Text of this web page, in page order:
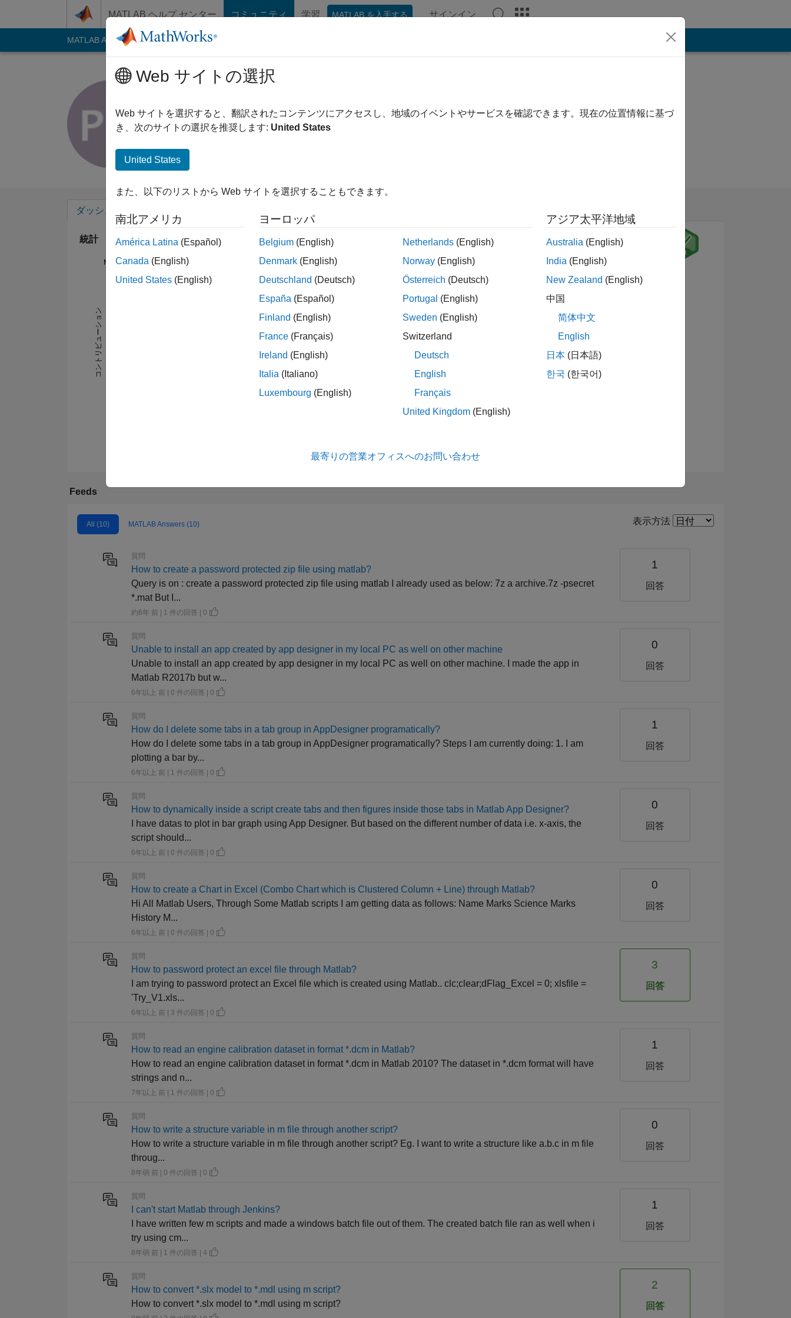
コンテンツへスキップ
MATLAB ヘルプ センター コミュニティ 学習 MATLAB を入手する サインイン
MATLAB Answers File Exchange Cody
Partha Mitra
Last seen: 1年以上 前 | 2018 年からアクティブ
Followers:0Following:0
ダッシュボード
統計
MATLAB Answers
コントリビューション
of 302,025
バッジを表示
Feeds
All (10) MATLAB Answers (10) Filter2
表示方法
質問
How to create a password protected zip file using matlab?
Query is on : create a password protected zip file using matlab I already used as below: 7z a archive.7z -psecret
*.mat But I...
約6年 前 | 1 件の回答 | 0
1
回答
質問
Unable to install an app created by app designer in my local PC as well on other machine
Unable to install an app created by app designer in my local PC as well on other machine. I made the app in
Matlab R2017b but w...
6年以上 前 | 0 件の回答 | 0
0
回答
質問
How do I delete some tabs in a tab group in AppDesigner programatically?
How do I delete some tabs in a tab group in AppDesigner programatically? Steps I am currently doing: 1. I am
plotting a bar by...
6年以上 前 | 1 件の回答 | 0
1
回答
質問
How to dynamically inside a script create tabs and then figures inside those tabs in Matlab App Designer?
I have datas to plot in bar graph using App Designer. But based on the different number of data i.e. x-axis, the
script should...
6年以上 前 | 0 件の回答 | 0
0
回答
質問
How to create a Chart in Excel (Combo Chart which is Clustered Column + Line) through Matlab?
Hi All Matlab Users, Through Some Matlab scripts I am getting data as follows: Name Marks Science Marks
History M...
6年以上 前 | 0 件の回答 | 0
0
回答
質問
How to password protect an excel file through Matlab?
I am trying to password protect an Excel file which is created using Matlab.. clc;clear;dFlag_Excel = 0; xlsfile =
'Try_V1.xls...
6年以上 前 | 3 件の回答 | 0
3
回答
質問
How to read an engine calibration dataset in format *.dcm in Matlab?
How to read an engine calibration dataset in format *.dcm in Matlab 2010? The dataset in *.dcm format will have
strings and n...
7年以上 前 | 1 件の回答 | 0
1
回答
質問
How to write a structure variable in m file through another script?
How to write a structure variable in m file through another script? Eg. I want to write a structure like a.b.c in m file
throug...
8年弱 前 | 0 件の回答 | 0
0
回答
質問
I can't start Matlab through Jenkins?
I have written few m scripts and made a windows batch file out of them. The created batch file ran as well when i
try using cm...
8年弱 前 | 1 件の回答 | 4
1
回答
質問
How to convert *.slx model to *.mdl using m script?
How to convert *.slx model to *.mdl using m script?
2
回答
Web サイトの選択
Web サイトを選択すると、翻訳されたコンテンツにアクセスし、地域のイベントやサービスを確認できます。現在の位置情報に基づ
き、次のサイトの選択を推奨します: United States
United States
また、以下のリストから Web サイトを選択することもできます。
南北アメリカ
América Latina (Español)
Canada (English)
United States (English)
ヨーロッパ
Belgium (English)
Denmark (English)
Deutschland (Deutsch)
España (Español)
Finland (English)
France (Français)
Ireland (English)
Italia (Italiano)
Luxembourg (English)
Netherlands (English)
Norway (English)
Österreich (Deutsch)
Portugal (English)
Sweden (English)
Switzerland
Deutsch
English
Français
United Kingdom (English)
アジア太平洋地域
Australia (English)
India (English)
New Zealand (English)
中国
简体中文
English
日本 (日本語)
한국 (한국어)
最寄りの営業オフィスへのお問い合わせ